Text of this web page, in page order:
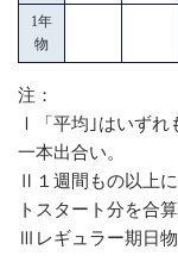
1年
物
注：
Ⅰ「平均｣はいずれ
一本出合い。
Ⅱ１週間もの以上
トスタート分を合算
Ⅲレギュラー期日